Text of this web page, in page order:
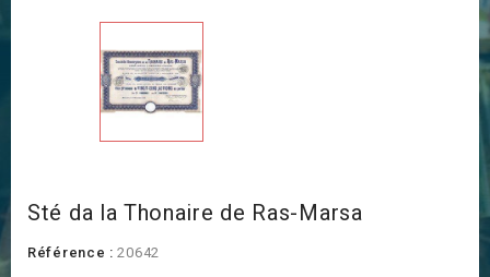
Sté da la Thonaire de Ras-Marsa
Référence : 20642